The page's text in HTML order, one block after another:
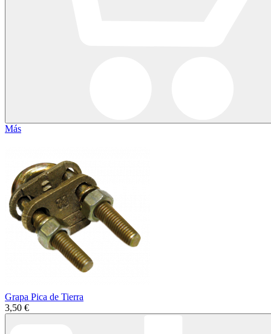
Más
Grapa Pica de Tierra
3,50 €